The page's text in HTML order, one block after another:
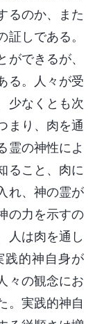
るのか、また
しである。
できるが、
る。人々が受
少なくとも次
まり、肉を通
霊の神性によ
ること、肉に
れ、神の霊が
の力を示すの
人は肉を通し
践的神自身が
々の観念にお
。実践的神自